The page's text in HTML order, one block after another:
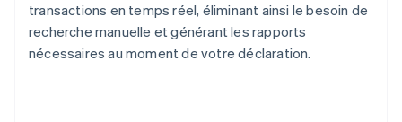
transactions en temps réel, éliminant ainsi le besoin de
recherche manuelle et générant les rapports
nécessaires au moment de votre déclaration.